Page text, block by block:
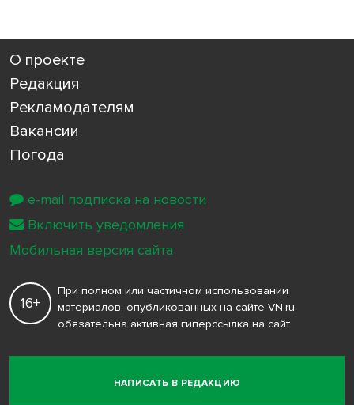
О проекте
Редакция
Рекламодателям
Вакансии
Погода
НАПИСАТЬ В РЕДАКЦИЮ
16+
При полном или частичном использовании
материалов, опубликованных на сайте VN.ru,
обязательна активная гиперссылка на сайт
e-mail подписка на новости
Включить уведомления
Мобильная версия сайта